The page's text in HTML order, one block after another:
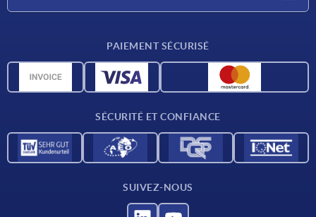
Données CAO
PAIEMENT SÉCURISÉ
SÉCURITÉ ET CONFIANCE
SUIVEZ-NOUS